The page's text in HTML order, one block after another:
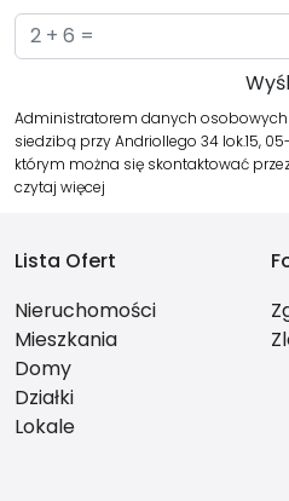
Administratorem danych
siedzibą przy Andriollego 34 lok.15,
którym można się skontaktować
czytaj więcej
Lista Ofert
Nieruchomości
Mieszkania
Domy
Działki
Lokale